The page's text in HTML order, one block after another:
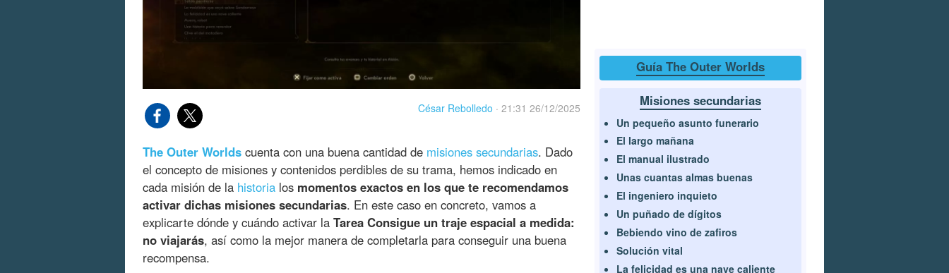
César Rebolledo · 21:31 26/12/2025
The Outer Worlds cuenta con una buena cantidad de misiones secundarias. Dado
el concepto de misiones y contenidos perdibles de su trama, hemos indicado en
cada misión de la historia los momentos exactos en los que te recomendamos
activar dichas misiones secundarias. En este caso en concreto, vamos a
explicarte dónde y cuándo activar la Tarea Consigue un traje espacial a medida:
no viajarás, así como la mejor manera de completarla para conseguir una buena
recompensa.
Guía The Outer Worlds
Misiones secundarias
Un pequeño asunto funerario
El largo mañana
El manual ilustrado
Unas cuantas almas buenas
El ingeniero inquieto
Un puñado de dígitos
Bebiendo vino de zafiros
Solución vital
La felicidad es una nave caliente